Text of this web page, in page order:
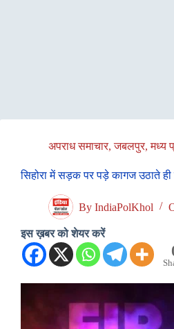
अपराध समाचार,जबलपुर,मध्य
सिहोरा में सड़क पर पड़े कागज उठाते ही
By IndiaPolKhol
इस ख़बर को शेयर करें